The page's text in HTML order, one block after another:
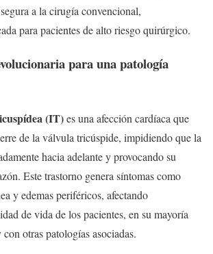
a la cirugía convencional,
para pacientes de alto riesgo quirúrgico.
para una patología
(IT)es una afección cardíaca que
de la válvula tricúspide, impidiendo que la
hacia adelante y provocando su
Este trastorno genera síntomas como
y edemas periféricos, afectando
de vida de los pacientes, en su mayoría
otras patologías asociadas.